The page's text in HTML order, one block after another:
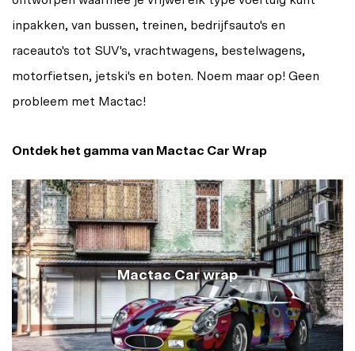
inpakken, van bussen, treinen, bedrijfsauto's en
raceauto's tot SUV's, vrachtwagens, bestelwagens,
motorfietsen, jetski's en boten. Noem maar op! Geen
probleem met Mactac!
Ontdek het gamma van Mactac Car Wrap
Mactac Car wrap